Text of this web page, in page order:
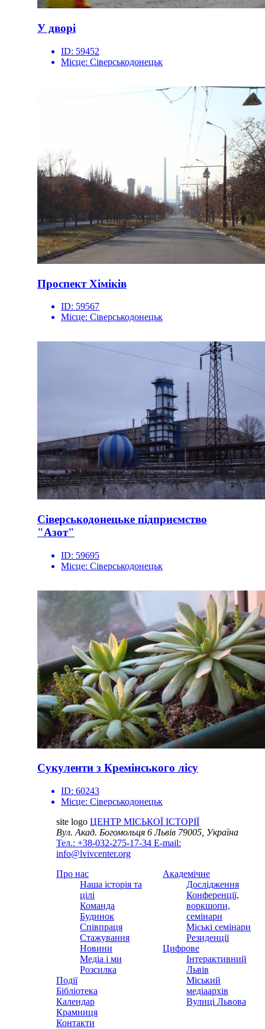
У дворі
ID: 59452
Місце: Сіверськодонецьк
Проспект Хіміків
ID: 59567
Місце: Сіверськодонецьк
Сіверськодонецьке підприємство
"Азот"
ID: 59695
Місце: Сіверськодонецьк
Сукуленти з Кремінського лісу
ID: 60243
Місце: Сіверськодонецьк
site logo ЦЕНТР МІСЬКОЇ ІСТОРІЇ
Вул. Акад. Богомольця 6Львів 79005, Україна
Тел.: +38-032-275-17-34 E-mail:
info@lvivcenter.org
Про нас
Наша історія та
цілі
Команда
Будинок
Співпраця
Стажування
Новини
Медіа і ми
Розсилка
Події
Бібліотека
Календар
Крамниця
Контакти
Академічне
Дослідження
Конференції,
воркшопи,
семінари
Міські семінари
Резиденції
Цифрове
Інтерактивний
Львів
Міський
медіаархів
Вулиці Львова